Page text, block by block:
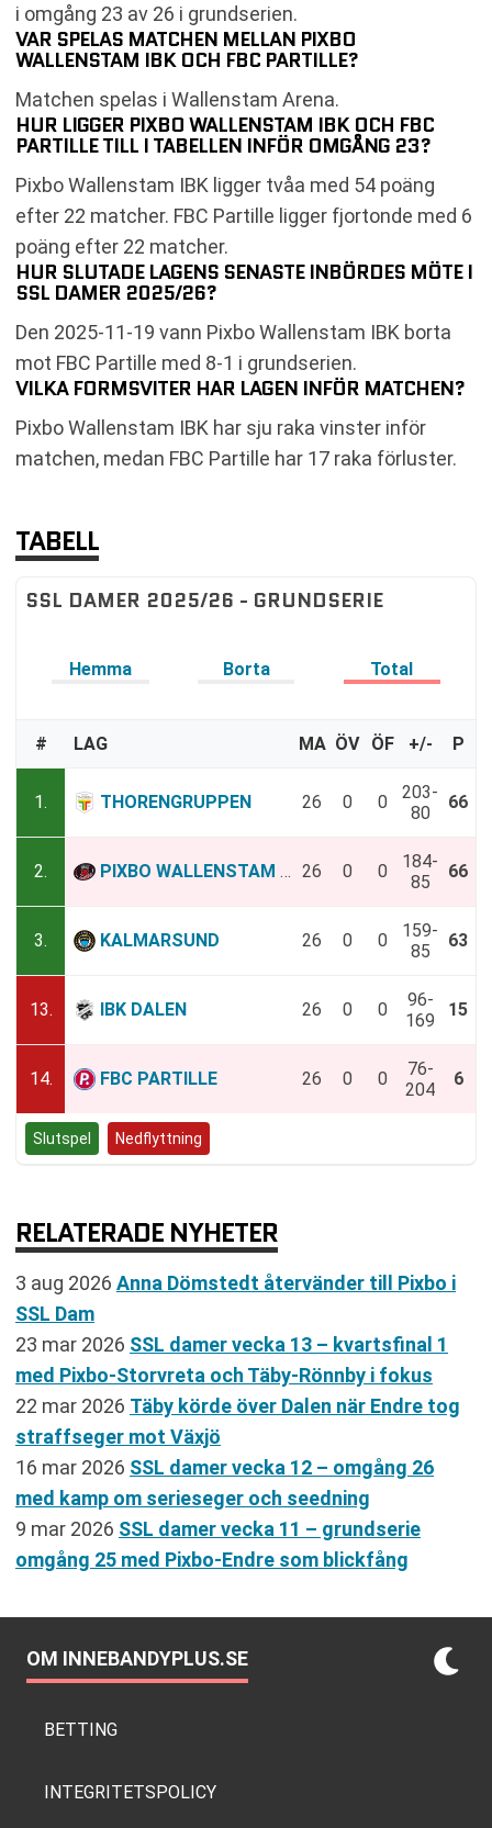
i omgång 23 av 26 i grundserien.
VAR SPELAS MATCHEN MELLAN PIXBO
WALLENSTAM IBK OCH FBC PARTILLE?
Matchen spelas i Wallenstam Arena.
HUR LIGGER PIXBO WALLENSTAM IBK OCH FBC
PARTILLE TILL I TABELLEN INFÖR OMGÅNG 23?
Pixbo Wallenstam IBK ligger tvåa med 54 poäng
efter 22 matcher. FBC Partille ligger fjortonde med 6
poäng efter 22 matcher.
HUR SLUTADE LAGENS SENASTE INBÖRDES MÖTE I
SSL DAMER 2025/26?
Den 2025-11-19 vann Pixbo Wallenstam IBK borta
mot FBC Partille med 8-1 i grundserien.
VILKA FORMSVITER HAR LAGEN INFÖR MATCHEN?
Pixbo Wallenstam IBK har sju raka vinster inför
matchen, medan FBC Partille har 17 raka förluster.
TABELL
SSL DAMER 2025/26 - GRUNDSERIE
Hemma Borta Total
# LAG MA ÖV ÖF +/- P
1. THORENGRUPPEN 26 0 0
203-
80
66
2. PIXBO WALLENSTAM IBK 26 0 0
184-
85
66
3. KALMARSUND 26 0 0
159-
85
63
13. IBK DALEN 26 0 0
96-
169
15
14. FBC PARTILLE 26 0 0
76-
204
6
Slutspel Nedflyttning
RELATERADE NYHETER
3 aug 2026 Anna Dömstedt återvänder till Pixbo i
SSL Dam
23 mar 2026 SSL damer vecka 13 – kvartsfinal 1
med Pixbo-Storvreta och Täby-Rönnby i fokus
22 mar 2026 Täby körde över Dalen när Endre tog
straffseger mot Växjö
16 mar 2026 SSL damer vecka 12 – omgång 26
med kamp om serieseger och seedning
9 mar 2026 SSL damer vecka 11 – grundserie
omgång 25 med Pixbo-Endre som blickfång
OM INNEBANDYPLUS.SE
BETTING
INTEGRITETSPOLICY